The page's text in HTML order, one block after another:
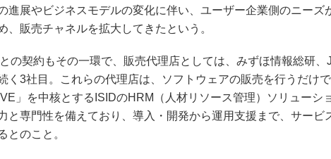
進展やビジネスモデルの変化に伴い、ユーザー企業側のニーズ
、販売チャネルを拡大してきたという。
の契約もその一環で、販売代理店としては、みずほ情報総研、
く3社目。これらの代理店は、ソフトウェアの販売を行うだけ
」を中核とするISIDのHRM（人材リソース管理）ソリューシ
と専門性を備えており、導入・開発から運用支援まで、サービ
とのこと。